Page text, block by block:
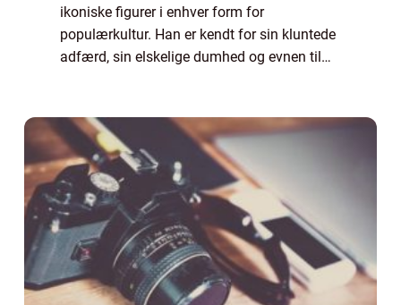
ikoniske figurer i enhver form for
populærkultur. Han er kendt for sin kluntede
adfærd, sin elskelige dumhed og evnen til
udfy...